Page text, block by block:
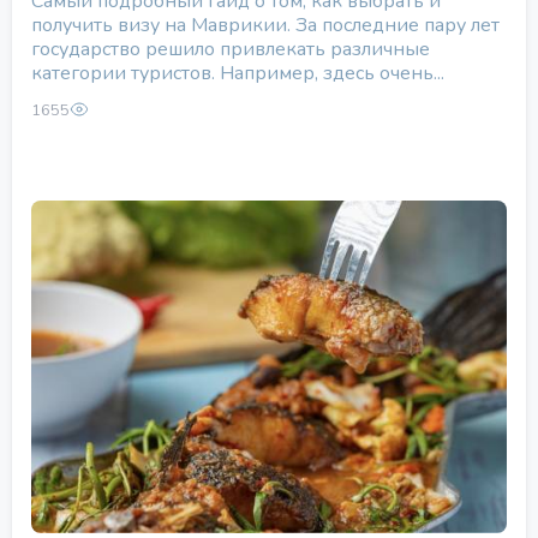
получить визу на Маврикии. За последние пару лет
государство решило привлекать различные
категории туристов. Например, здесь очень...
1655